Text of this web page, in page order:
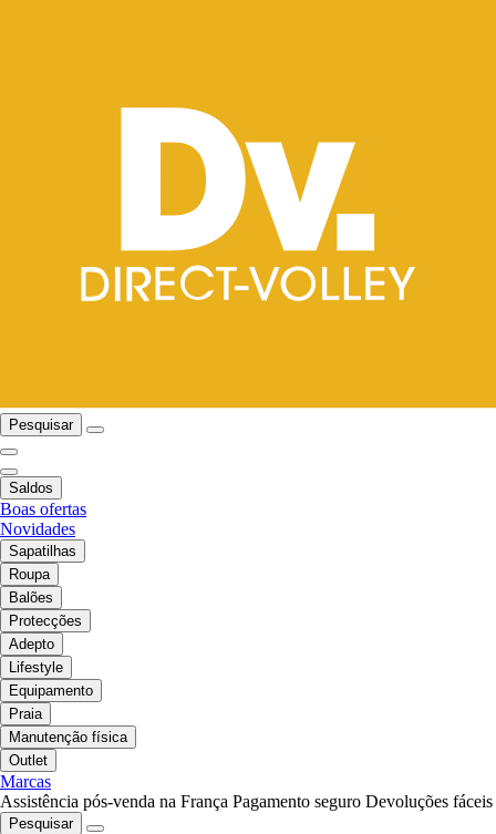
Pesquisar
Saldos
Boas ofertas
Novidades
Sapatilhas
Roupa
Balões
Protecções
Adepto
Lifestyle
Equipamento
Praia
Manutenção física
Outlet
Marcas
Assistência pós-venda na França Pagamento seguro Devoluções fáceis
Pesquisar